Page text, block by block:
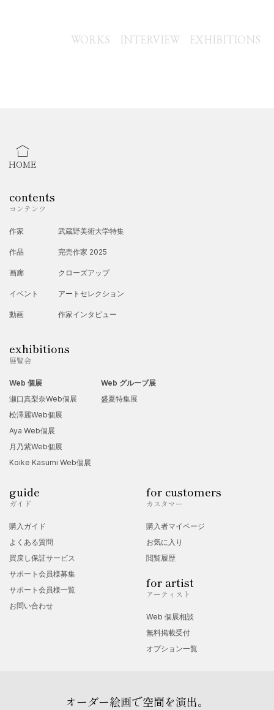
よろしくお願いします。
WORKS INTERVIEW EXHIBITIONS
HOME
contents
コンテンツ
作家
作品
画廊
イベント
動画
武蔵野美術大学特集
完売作家 2025
クローズアップ
アートセレクション
作家インタビュー
exhibitions
展覧会
Web 個展
瀬口真梨奈Web個展
松澤麗Web個展
Aya Web個展
月乃紫Web個展
Koike Kasumi Web個展
Web グループ展
盛夏特集展
guide
ガイド
購入ガイド
よくある質問
買戻し保証サービス
サポート会員様募集
サポート会員様一覧
お問い合わせ
for customers
カスタマー
購入者マイページ
お気に入り
閲覧履歴
for artist
アーティスト
Web 個展相談
無料掲載受付
オプション一覧
オーダー絵画で空間を演出。